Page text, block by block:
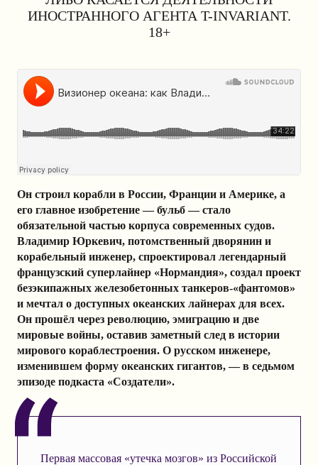
ИНОСТРАННОГО АГЕНТА T-INVARIANT.
18+
Он строил корабли в России, Франции и Америке, а
его главное изобретение — бульб — стало
обязательной частью корпуса современных судов.
Владимир Юркевич, потомственный дворянин и
корабельный инженер, спроектировал легендарный
французский суперлайнер «Нормандия», создал проект
безэкипажных железобетонных танкеров-«фантомов»
и мечтал о доступных океанских лайнерах для всех.
Он прошёл через революцию, эмиграцию и две
мировые войны, оставив заметный след в истории
мирового кораблестроения. О русском инженере,
изменившем форму океанских гигантов, — в седьмом
эпизоде подкаста «Создатели».
Первая массовая «утечка мозгов» из Российской